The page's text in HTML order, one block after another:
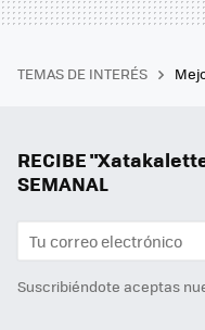
TEMAS DE INTERÉS
RECIBE
SEMANAL
Suscribiéndote aceptas